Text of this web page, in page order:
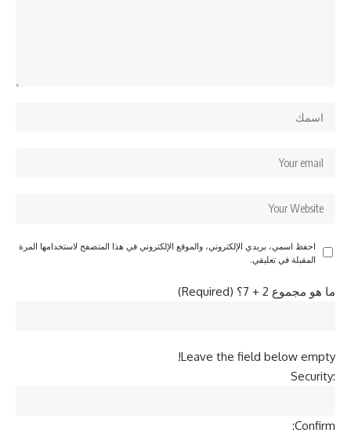
احفظ اسمي، بريدي الإلكتروني، والموقع الإلكتروني في هذا المتصفح لاستخدامها المرة
المقبلة في تعليقي.
ما هو مجموع 2 + 7؟ (Required)
Leave the field below empty!
Security:
Confirm: